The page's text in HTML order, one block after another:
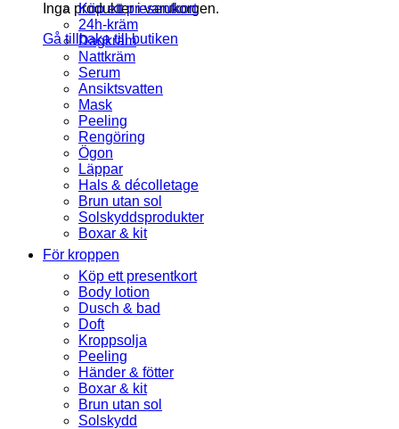
Inga produkter i varukorgen.
Gå tillbaka till butiken
Köp ett presentkort
24h-kräm
Dagkräm
Nattkräm
Serum
Ansiktsvatten
Mask
Peeling
Rengöring
Ögon
Läppar
Hals & décolletage
Brun utan sol
Solskyddsprodukter
Boxar & kit
För kroppen
Köp ett presentkort
Body lotion
Dusch & bad
Doft
Kroppsolja
Peeling
Händer & fötter
Boxar & kit
Brun utan sol
Solskydd